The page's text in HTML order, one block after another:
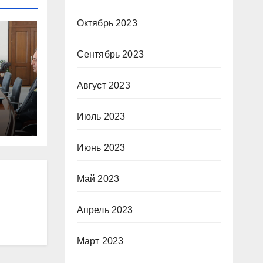
Октябрь 2023
Сентябрь 2023
Август 2023
Июль 2023
Июнь 2023
Май 2023
Апрель 2023
Март 2023